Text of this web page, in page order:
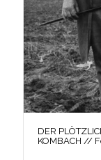
DER
KOMBACH //